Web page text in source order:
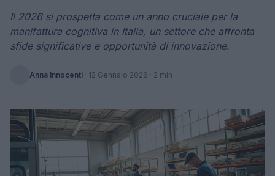
Il 2026 si prospetta come un anno cruciale per la
manifattura cognitiva in Italia, un settore che affronta
sfide significative e opportunità di innovazione.
Anna Innocenti · 12 Gennaio 2026 · 2 min